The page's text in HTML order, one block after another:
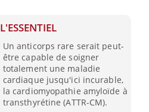
L'ESSENTIEL
Un anticorps rare serait peut-
être capable de soigner
totalement une maladie
cardiaque jusqu'ici incurable,
la cardiomyopathie amyloïde à
transthyrétine (ATTR-CM).